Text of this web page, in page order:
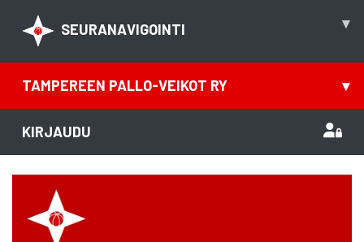
SEURANAVIGOINTI ▾
TAMPEREEN PALLO-VEIKOT RY ▾
KIRJAUDU